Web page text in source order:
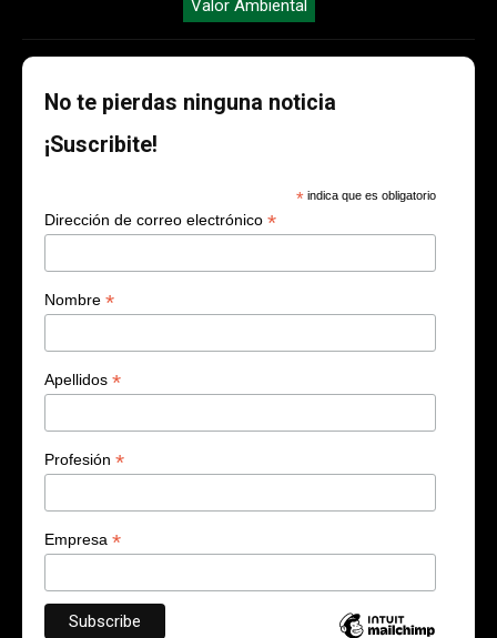
Valor Ambiental
No te pierdas ninguna noticia
¡Suscribite!
* indica que es obligatorio
Dirección de correo electrónico *
Nombre *
Apellidos *
Profesión *
Empresa *